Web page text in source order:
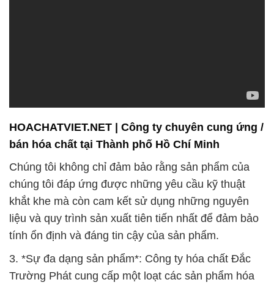
HOACHATVIET.NET | Công ty chuyên cung ứng /
bán hóa chất tại Thành phố Hồ Chí Minh
Chúng tôi không chỉ đảm bảo rằng sản phẩm của
chúng tôi đáp ứng được những yêu cầu kỹ thuật
khắt khe mà còn cam kết sử dụng những nguyên
liệu và quy trình sản xuất tiên tiến nhất để đảm bảo
tính ổn định và đáng tin cậy của sản phẩm.
3. *Sự đa dạng sản phẩm*: Công ty hóa chất Đắc
Trường Phát cung cấp một loạt các sản phẩm hóa